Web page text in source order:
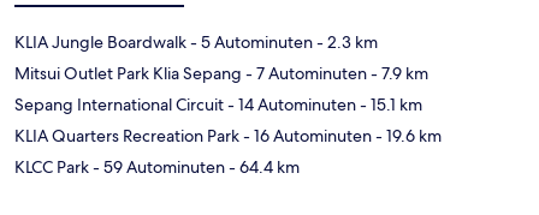
KLIA Jungle Boardwalk- 5 Autominuten- 2.3 km
Mitsui Outlet Park Klia Sepang - 7 Autominuten- 7.9 km
Sepang International Circuit- 14 Autominuten- 15.1 km
KLIA Quarters Recreation Park- 16 Autominuten- 19.6 km
KLCC Park- 59 Autominuten- 64.4 km